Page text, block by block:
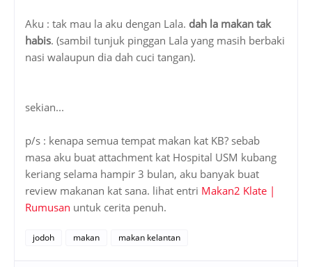
Aku : tak mau la aku dengan Lala. dah la makan tak
habis. (sambil tunjuk pinggan Lala yang masih berbaki
nasi walaupun dia dah cuci tangan).
sekian...
p/s : kenapa semua tempat makan kat KB? sebab
masa aku buat attachment kat Hospital USM kubang
keriang selama hampir 3 bulan, aku banyak buat
review makanan kat sana. lihat entri Makan2 Klate |
Rumusan untuk cerita penuh.
jodoh makan makan kelantan